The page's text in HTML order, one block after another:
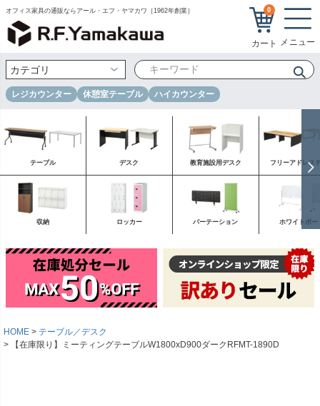
オフィス家具の通販ならアール・エフ・ヤマカワ［1962年創業］ 0
レジカウンター 休憩室テーブル ハイカウンター
テーブル デスク 教育施設用デスク フリーアドレス
収納 ロッカー パーテーション ホワイトボー
HOME
テーブル／デスク
【在庫限り】ミーティングテーブルW1800xD900ダークRFMT-1890D